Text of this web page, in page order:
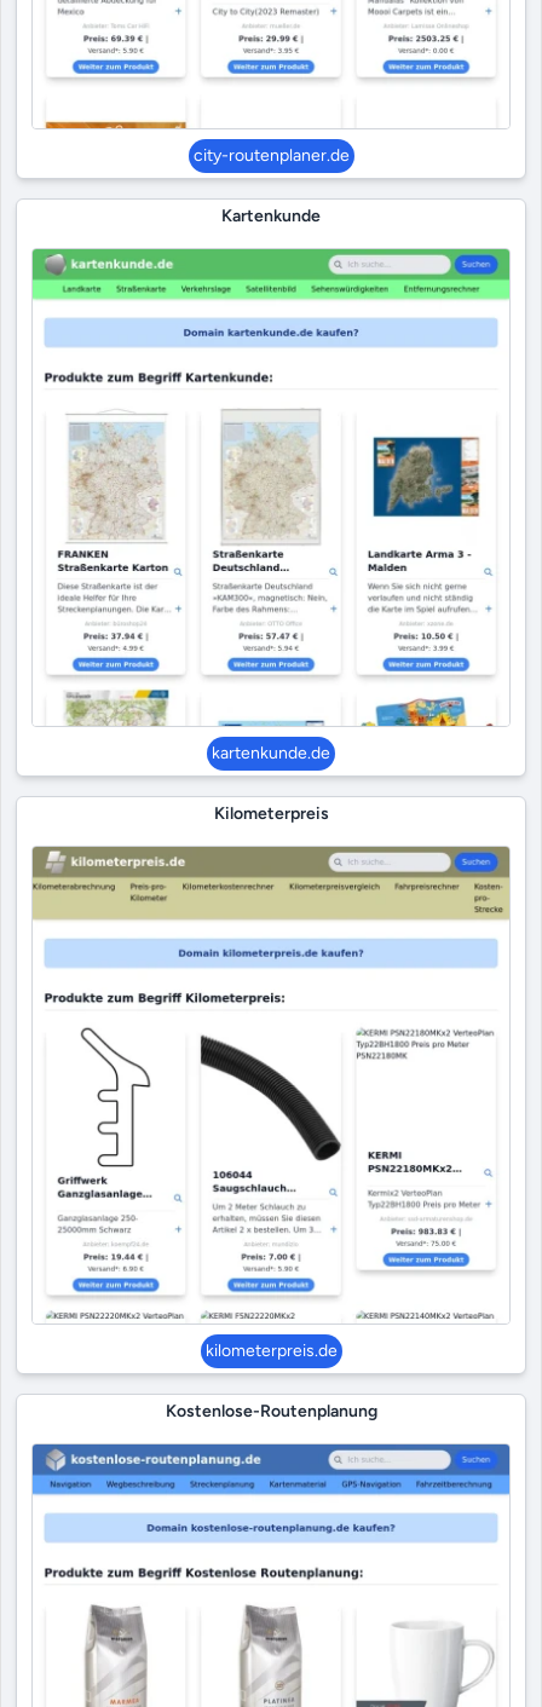
city-routenplaner.de
Kartenkunde
kartenkunde.de
Kilometerpreis
kilometerpreis.de
Kostenlose-Routenplanung